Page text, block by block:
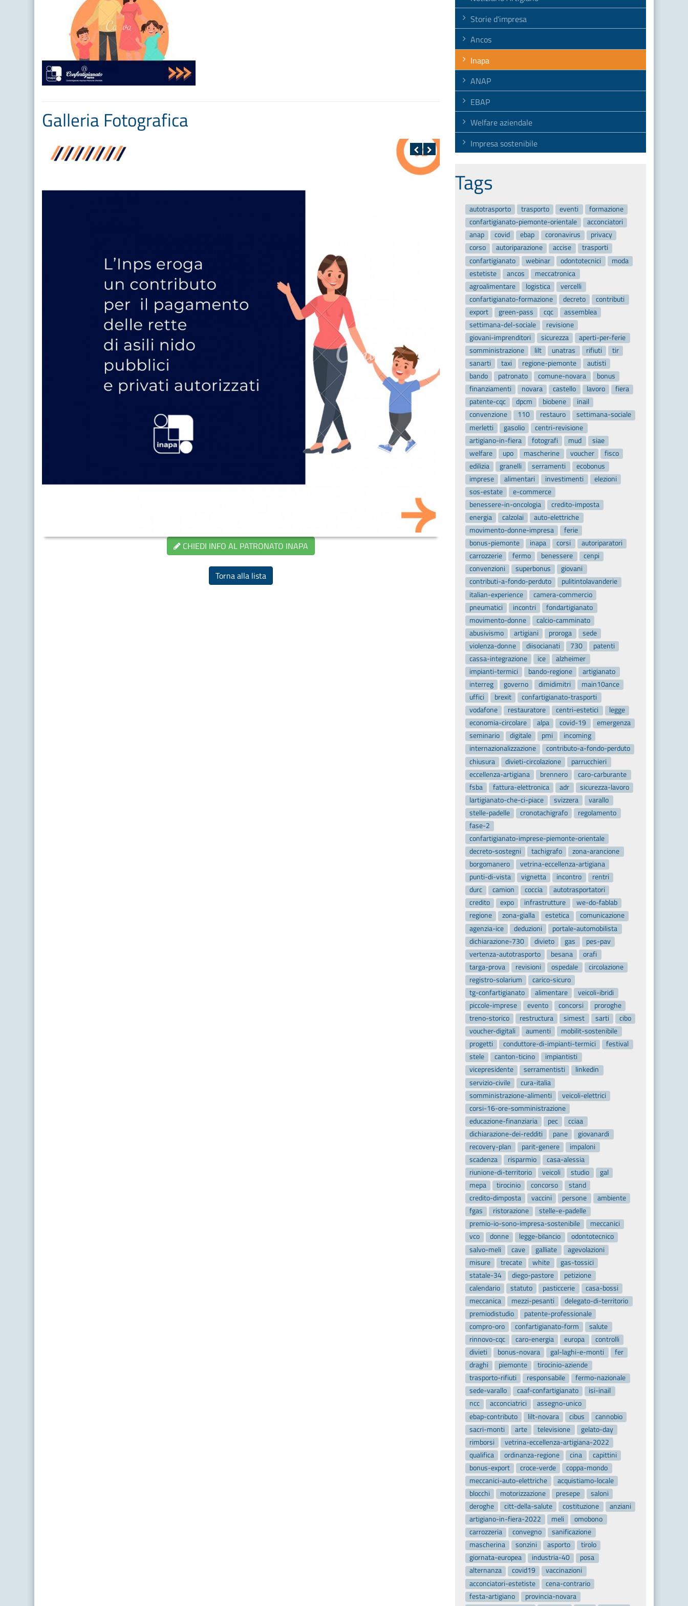
Galleria Fotografica
CHIEDI INFO AL PATRONATO INAPA
Torna alla lista
Storie d'impresa
Ancos
Inapa
ANAP
EBAP
Welfare aziendale
Impresa sostenibile
Tags
autotrasporto trasporto eventi
formazione
confartigianato-piemonte-orientale
acconciatori
anap
covid ebap coronavirus
privacy
corso
autoriparazione accise
trasporti
confartigianato
webinar odontotecnici
moda
estetiste
ancos
meccatronica
agroalimentare
logistica
vercelli
confartigianato-formazione
decreto
contributi
export
green-pass cqc
assemblea
settimana-del-sociale
revisione
giovani-imprenditori
sicurezza
aperti-per-ferie
somministrazione
lilt unatras rifiuti
tir
sanarti
taxi regione-piemonte
autisti
bando
patronato comune-novara
bonus
finanziamenti
novara castello lavoro
fiera
patente-cqc
dpcm biobene
inail
convenzione
110 restauro
settimana-sociale
merletti
gasolio
centri-revisione
artigiano-in-fiera
fotografi mud
siae
welfare
upo mascherine voucher
fisco
edilizia
granelli serramenti
ecobonus
imprese
alimentari investimenti
elezioni
sos-estate
e-commerce
benessere-in-oncologia
credito-imposta
energia
calzolai
auto-elettriche
movimento-donne-impresa
ferie
bonus-piemonte
inapa corsi
autoriparatori
carrozzerie
fermo benessere
cenpi
convenzioni
superbonus
giovani
contributi-a-fondo-perduto
pulitintolavanderie
italian-experience
camera-commercio
pneumatici
incontri
fondartigianato
movimento-donne
calcio-camminato
abusivismo
artigiani proroga
sede
violenza-donne
diisocianati 730
patenti
cassa-integrazione
ice
alzheimer
impianti-termici
bando-regione
artigianato
interreg
governo dimidimitri
main10ance
uffici
brexit
confartigianato-trasporti
vodafone
restauratore centri-estetici
legge
economia-circolare
alpa covid-19
emergenza
seminario
digitale pmi
incoming
internazionalizzazione
contributo-a-fondo-perduto
chiusura
divieti-circolazione
parrucchieri
eccellenza-artigiana
brennero
caro-carburante
fsba
fattura-elettronica adr
sicurezza-lavoro
lartigianato-che-ci-piace
svizzera
varallo
stelle-padelle
cronotachigrafo
regolamento
fase-2
confartigianato-imprese-piemonte-orientale
decreto-sostegni
tachigrafo
zona-arancione
borgomanero
vetrina-eccellenza-artigiana
punti-di-vista
vignetta incontro
rentri
durc
camion coccia
autotrasportatori
credito
expo infrastrutture
we-do-fablab
regione
zona-gialla estetica
comunicazione
agenzia-ice
deduzioni
portale-automobilista
dichiarazione-730
divieto gas
pes-pav
vertenza-autotrasporto
besana
orafi
targa-prova
revisioni ospedale
circolazione
registro-solarium
carico-sicuro
tg-confartigianato
alimentare
veicoli-ibridi
piccole-imprese
evento concorsi
proroghe
treno-storico
restructura simest sarti
cibo
voucher-digitali
aumenti
mobilit-sostenibile
progetti
conduttore-di-impianti-termici
festival
stele
canton-ticino
impiantisti
vicepresidente
serramentisti
linkedin
servizio-civile
cura-italia
somministrazione-alimenti
veicoli-elettrici
corsi-16-ore-somministrazione
educazione-finanziaria
pec
cciaa
dichiarazione-dei-redditi
pane
giovanardi
recovery-plan
parit-genere
impaloni
scadenza
risparmio
casa-alessia
riunione-di-territorio
veicoli studio
gal
mepa
tirocinio concorso
stand
credito-dimposta
vaccini persone
ambiente
fgas
ristorazione
stelle-e-padelle
premio-io-sono-impresa-sostenibile
meccanici
vco
donne legge-bilancio
odontotecnico
salvo-meli
cave galliate
agevolazioni
misure
trecate white
gas-tossici
statale-34
diego-pastore
petizione
calendario
statuto pasticcerie
casa-bossi
meccanica
mezzi-pesanti
delegato-di-territorio
premiodistudio
patente-professionale
compro-oro
confartigianato-form
salute
rinnovo-cqc
caro-energia europa
controlli
divieti
bonus-novara gal-laghi-e-monti
fer
draghi
piemonte
tirocinio-aziende
trasporto-rifiuti
responsabile
fermo-nazionale
sede-varallo
caaf-confartigianato
isi-inail
ncc
acconciatrici
assegno-unico
ebap-contributo
lilt-novara cibus
cannobio
sacri-monti
arte televisione
gelato-day
rimborsi
vetrina-eccellenza-artigiana-2022
qualifica
ordinanza-regione cina
capittini
bonus-export
croce-verde
coppa-mondo
meccanici-auto-elettriche
acquistiamo-locale
blocchi
motorizzazione presepe
saloni
deroghe
citt-della-salute costituzione
anziani
artigiano-in-fiera-2022
meli
omobono
carrozzeria
convegno
sanificazione
mascherina
sonzini asporto
tirolo
giornata-europea
industria-40
posa
alternanza
covid19
vaccinazioni
acconciatori-estetiste
cena-contrario
festa-artigiano
provincia-novara